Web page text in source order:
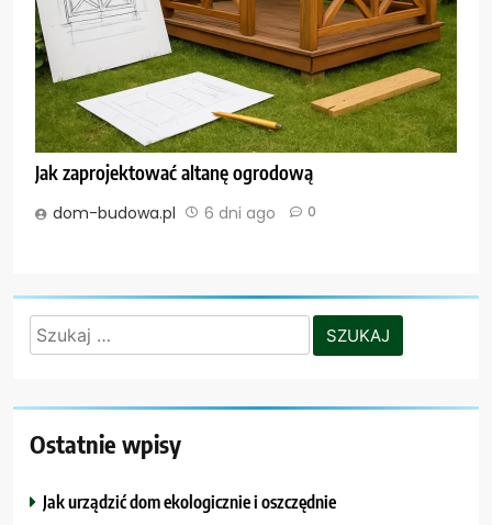
Jak zaprojektować altanę ogrodową
dom-budowa.pl 6 dni ago 0
Szukaj:
Ostatnie wpisy
Jak urządzić dom ekologicznie i oszczędnie